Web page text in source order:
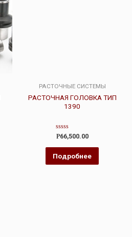
РАСТОЧНЫЕ СИСТЕМЫ
РАСТОЧНАЯ ГОЛОВКА ТИП
1390
Оценка
из
Р66,500.00
Подробнее